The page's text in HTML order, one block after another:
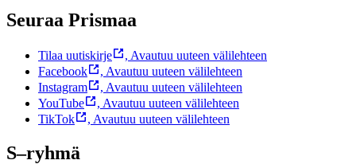
Seuraa Prismaa
Tilaa uutiskirje , Avautuu uuteen välilehteen
Facebook
, Avautuu uuteen välilehteen
Instagram
, Avautuu uuteen välilehteen
YouTube
, Avautuu uuteen välilehteen
TikTok
, Avautuu uuteen välilehteen
S–ryhmä